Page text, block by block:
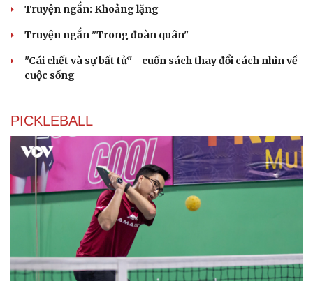
Truyện ngắn: Khoảng lặng
Truyện ngắn "Trong đoàn quân"
"Cái chết và sự bất tử" - cuốn sách thay đổi cách nhìn về
cuộc sống
PICKLEBALL